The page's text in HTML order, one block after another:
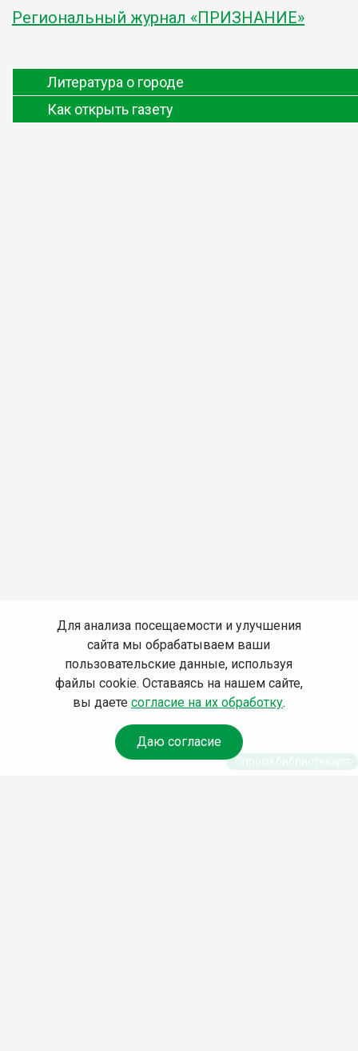
Региональный журнал «ПРИЗНАНИЕ»
Литература о городе
Как открыть газету
Для анализа посещаемости и улучшения
сайта мы обрабатываем ваши
пользовательские данные, используя
файлы cookie. Оставаясь на нашем сайте,
вы даете согласие на их обработку.
Даю согласие
Спроси библиотекаря